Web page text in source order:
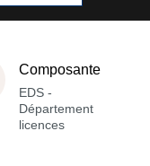
Composante
EDS -
Département
licences